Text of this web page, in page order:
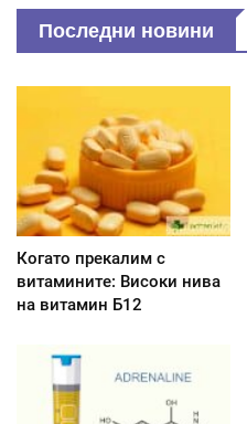
Последни новини
Когато прекалим с
витамините: Високи нива
на витамин Б12